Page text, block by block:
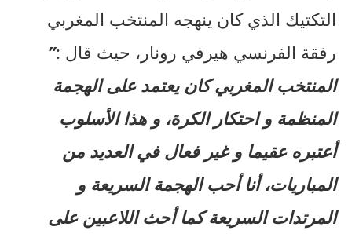
التكتيك الذي كان ينهجه المنتخب المغربي
رفقة الفرنسي هيرفي رونار، حيث قال :”
المنتخب المغربي كان يعتمد على الهجمة
المنظمة و احتكار الكرة، و هذا الأسلوب
أعتبره عقيما و غير فعال في العديد من
المباريات، أنا أحب الهجمة السريعة و
المرتدات السريعة كما أحث اللاعبين على